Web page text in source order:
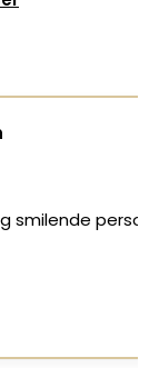
personale